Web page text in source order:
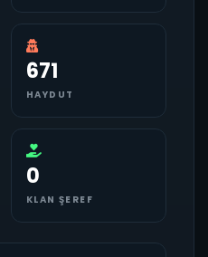
671
HAYDUT
0
KLAN ŞEREF